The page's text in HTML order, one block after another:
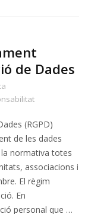
de Dades
(RGPD)
de les dades
normativa totes
associacions i
El règim
En
personal que …